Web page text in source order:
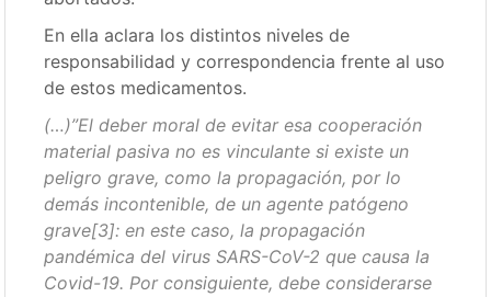
En ella aclara los distintos niveles de
responsabilidad y correspondencia frente al uso
de estos medicamentos.
(…)”El deber moral de evitar esa cooperación
material pasiva no es vinculante si existe un
peligro grave, como la propagación, por lo
demás incontenible, de un agente patógeno
grave[3]: en este caso, la propagación
pandémica del virus SARS-CoV-2 que causa la
Covid-19. Por consiguiente, debe considerarse